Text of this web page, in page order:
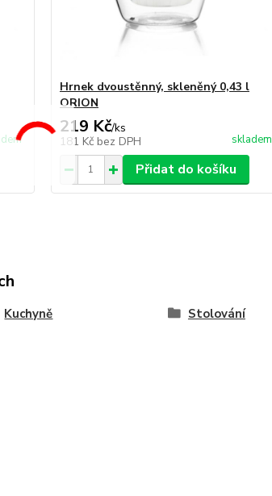
Hrnek dvoustěnný, skleněný 0,43 l
ORION
219 Kč/ks
181 Kč bez DPH skladem
Přidat do košíku
Kuchyně Stolování